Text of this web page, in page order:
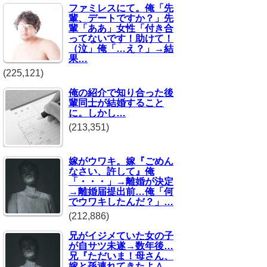
ファミレスにて。俺「先
輩、デートですか？」先
輩「ああ」女性「付き合
ってないです！助けて！
（泣」俺「…え？」→結
果…
(225,121)
俺の紹介で知り合った後
輩同士が結婚すること
に。しかし…
(213,351)
嫁がウワキ。嫁『ごめん
なさい、許して』俺
「・・・」→離婚が決定
→離婚届提出前…俺「何
でウワキしたんだ？」…
(212,886)
兄がイジメていた女の子
が自サツ未遂→数年後…
兄『ただいま！母さん、